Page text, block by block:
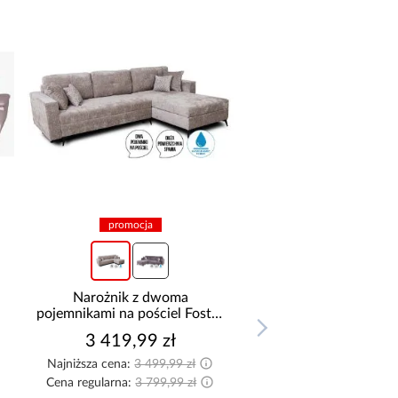
promocja
Narożnik z dwoma
pojemnikami na pościel Foster
3 419,99 zł
Najniższa cena:3 499,99 zł
Cena regularna:3 799,99 zł